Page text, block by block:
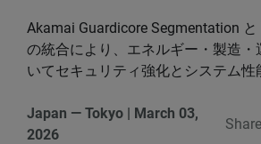
Akamai Guardicore Segmentation と
の統合により、エネルギー・製造・
いてセキュリティ強化とシステム性
Japan — Tokyo | March 03,
2026
Share